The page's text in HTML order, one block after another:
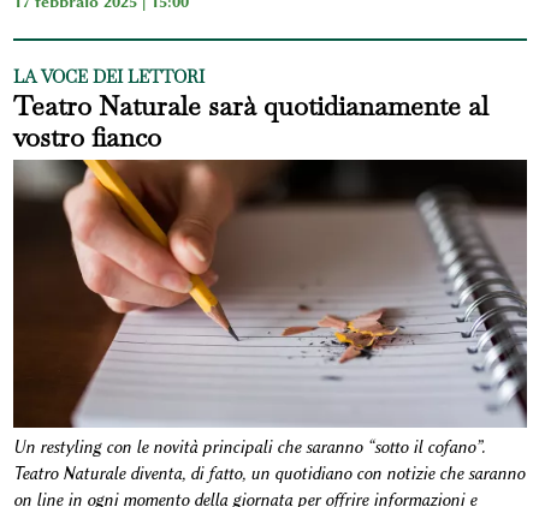
LA VOCE DEI LETTORI
Teatro Naturale sarà quotidianamente al
vostro fianco
Un restyling con le novità principali che saranno “sotto il cofano”.
Teatro Naturale diventa, di fatto, un quotidiano con notizie che saranno
on line in ogni momento della giornata per offrire informazioni e